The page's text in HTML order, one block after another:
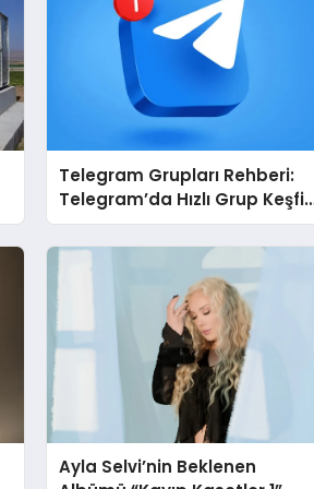
Telegram Grupları Rehberi:
Telegram’da Hızlı Grup Keşfi
İçin Grupbul.com
Ayla Selvi’nin Beklenen